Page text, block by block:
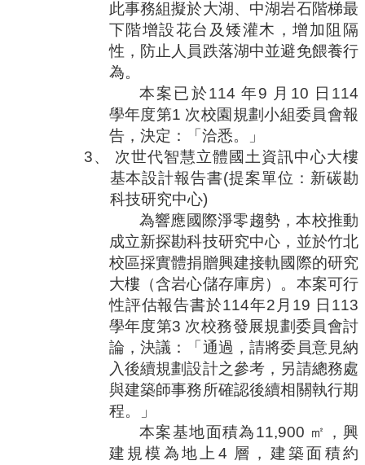
此事務組擬於大湖、中湖岩石階梯最
下階增設花台及矮灌木，增加阻隔
性，防止人員跌落湖中並避免餵養行
為。
本案已於114 年9 月 10 日 114
學年度第1 次校園規劃小組委員會報
告，決定：「洽悉。」
3、
次世代智慧立體國土資訊中心大樓
基本設計報告書(提案單位：新碳勘
科技研究中心)
為響應國際淨零趨勢，本校推動
成立新探勘科技研究中心，並於竹北
校區採實體捐贈興建接軌國際的研究
大樓（含岩心儲存庫房）。本案可行
性評估報告書於114年2 月 19 日 113
學年度第3 次校務發展規劃委員會討
論，決議：「通過，請將委員意見納
入後續規劃設計之參考，另請總務處
與建築師事務所確認後續相關執行期
程。」
本案基地面積為11,900 ㎡，興
建規模為地上 4 層，建築面積約